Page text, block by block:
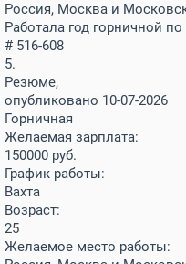
Россия, Москва и
Работала год горничной
# 516-608
5.
Резюме,
опубликовано 10-07-2026
Горничная
Желаемая зарплата:
150000 руб.
График работы:
Вахта
Возраст:
25
Желаемое место работы: